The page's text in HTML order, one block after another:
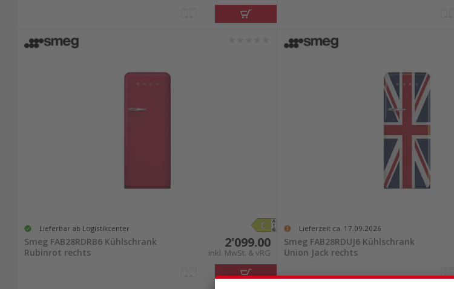
Lieferbar ab Logistikcenter
Smeg FAB28RDRB6 Kühlschrank
Rubinrot rechts
2'099.00
inkl. MwSt. & vRG
Lieferzeit ca. 17.09.2026
Smeg FAB28RDUJ6 Kühlschrank
Union Jack rechts